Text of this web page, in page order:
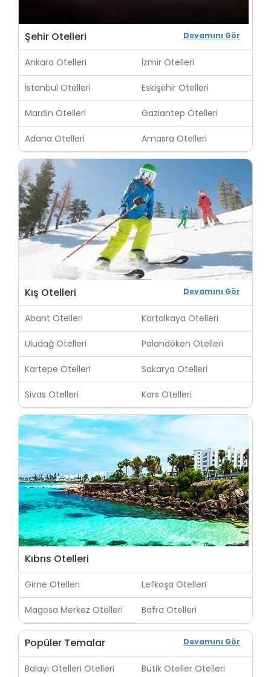
Şehir Otelleri Devamını Gör
Ankara Otelleri İzmir Otelleri
İstanbul Otelleri Eskişehir Otelleri
Mardin Otelleri Gaziantep Otelleri
Adana Otelleri Amasra Otelleri
Kış Otelleri Devamını Gör
Abant Otelleri Kartalkaya Otelleri
Uludağ Otelleri Palandöken Otelleri
Kartepe Otelleri Sakarya Otelleri
Sivas Otelleri Kars Otelleri
Kıbrıs Otelleri
Girne Otelleri Lefkoşa Otelleri
Magosa Merkez Otelleri Bafra Otelleri
Popüler Temalar Devamını Gör
Balayı Otelleri Otelleri Butik Oteller Otelleri